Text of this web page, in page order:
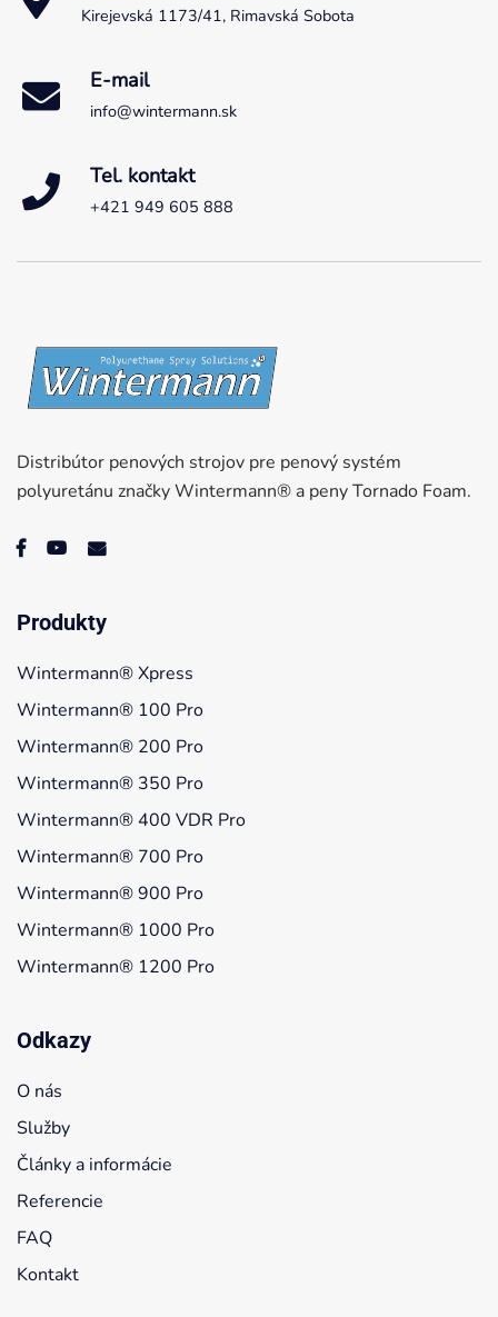
Kirejevská 1173/41, Rimavská Sobota
E-mail
info@wintermann.sk
Tel. kontakt
+421 949 605 888
Distribútor penových strojov pre penový systém
polyuretánu značky Wintermann® a peny Tornado Foam.
Produkty
Wintermann® Xpress
Wintermann® 100 Pro
Wintermann® 200 Pro
Wintermann® 350 Pro
Wintermann® 400 VDR Pro
Wintermann® 700 Pro
Wintermann® 900 Pro
Wintermann® 1000 Pro
Wintermann® 1200 Pro
Odkazy
O nás
Služby
Články a informácie
Referencie
FAQ
Kontakt